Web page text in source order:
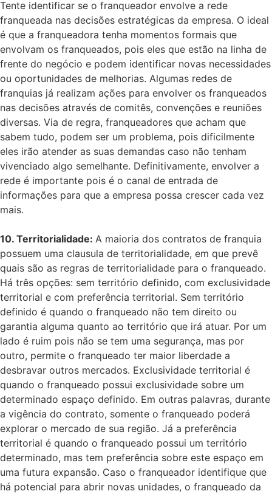
Tente identificar se o franqueador envolve a rede
franqueada nas decisões estratégicas da empresa. O ideal
é que a franqueadora tenha momentos formais que
envolvam os franqueados, pois eles que estão na linha de
frente do negócio e podem identificar novas necessidades
ou oportunidades de melhorias. Algumas redes de
franquias já realizam ações para envolver os franqueados
nas decisões através de comitês, convenções e reuniões
diversas. Via de regra, franqueadores que acham que
sabem tudo, podem ser um problema, pois dificilmente
eles irão atender as suas demandas caso não tenham
vivenciado algo semelhante. Definitivamente, envolver a
rede é importante pois é o canal de entrada de
informações para que a empresa possa crescer cada vez
mais.
10. Territorialidade: A maioria dos contratos de franquia
possuem uma clausula de territorialidade, em que prevê
quais são as regras de territorialidade para o franqueado.
Há três opções: sem território definido, com exclusividade
territorial e com preferência territorial. Sem território
definido é quando o franqueado não tem direito ou
garantia alguma quanto ao território que irá atuar. Por um
lado é ruim pois não se tem uma segurança, mas por
outro, permite o franqueado ter maior liberdade a
desbravar outros mercados. Exclusividade territorial é
quando o franqueado possui exclusividade sobre um
determinado espaço definido. Em outras palavras, durante
a vigência do contrato, somente o franqueado poderá
explorar o mercado de sua região. Já a preferência
territorial é quando o franqueado possui um território
determinado, mas tem preferência sobre este espaço em
uma futura expansão. Caso o franqueador identifique que
há potencial para abrir novas unidades, o franqueado da